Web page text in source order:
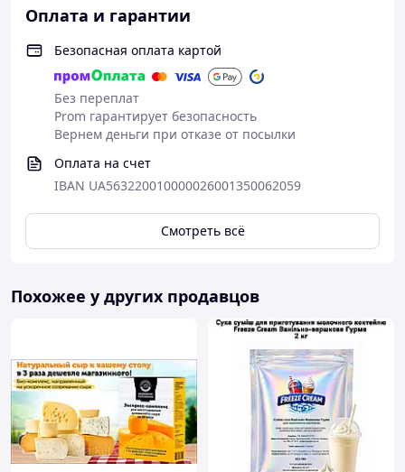
Оплата и гарантии
Безопасная оплата картой
Без переплат
Prom гарантирует безопасность
Вернем деньги при отказе от посылки
Оплата на счет
IBAN UA563220010000026001350062059
Смотреть всё
Похожее у других продавцов